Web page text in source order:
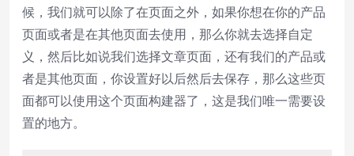
候，我们就可以除了在页面之外，如果你想在你的产品
页面或者是在其他页面去使用，那么你就去选择自定
义，然后比如说我们选择文章页面，还有我们的产品或
者是其他页面，你设置好以后然后去保存，那么这些页
面都可以使用这个页面构建器了，这是我们唯一需要设
置的地方。